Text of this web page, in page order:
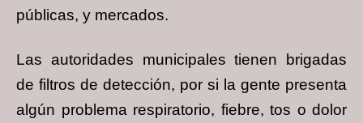
públicas, y mercados.
Las autoridades municipales tienen brigadas
de filtros de detección, por si la gente presenta
algún problema respiratorio, fiebre, tos o dolor